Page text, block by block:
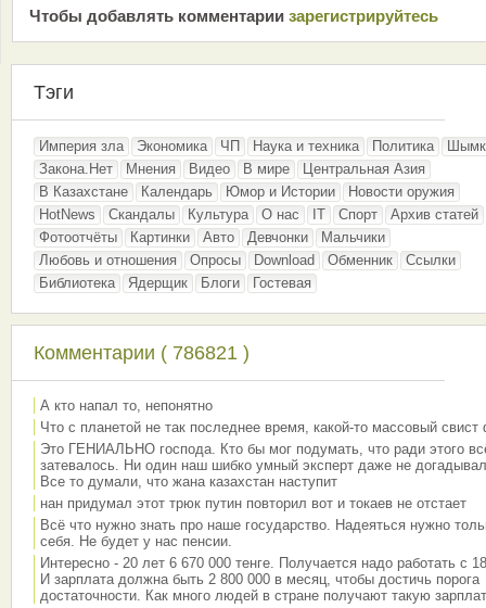
Чтобы добавлять комментарии зарeгиcтрирyйтeсь
Тэги
Империя зла Экономика ЧП Наука и техника Политика
Закона.Нет
Мнения Видео В мире
Центральная Азия
В Казахстане
Календарь Юмор и Истории
Новости оружия
HotNews
Скандалы Культура О нас IT Спорт
Архив статей
Фотоотчёты
Картинки Авто Девчонки
Мальчики
Любовь и отношения
Опросы Download Обменник
Ссылки
Библиотека
Ядерщик Блоги Гостевая
Комментарии ( 786821 )
А кто напал то, непонятно
Что с планетой не так последнее время, какой-то массовый свист
Это ГЕНИАЛЬНО господа. Кто бы мог подумать, что ради этого
затевалось. Ни один наш шибко умный эксперт даже не
Все то думали, что жана казахстан наступит
нан придумал этот трюк путин повторил вот и токаев не отстает
Всё что нужно знать про наше государство. Надеяться нужно
себя. Не будет у нас пенсии.
Интересно - 20 лет 6 670 000 тенге. Получается надо работать с
И зарплата должна быть 2 800 000 в месяц, чтобы достичь порога
достаточности. Как много людей в стране получают такую